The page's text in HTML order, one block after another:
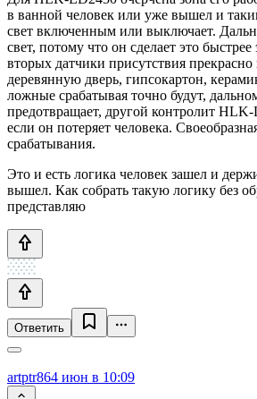
в ванной человек или уже вышел и
свет включенным или выключает.
свет, потому что он сделает это
вторых датчики присутствия
деревянную дверь, гипсокартон,
ложные срабатывая точно будут,
предотвращает, другой контролит
если он потеряет человека.
срабатывания.
Это и есть логика человек зашел и
вышел. Как собрать такую логику без
представляю
Ответить
artptr864 июн в 10:09